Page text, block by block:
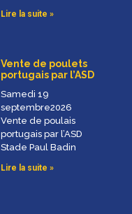
Lire la suite »
Vente de poulets
portugais par l’ASD
Samedi 19
septembre2026
Vente de poulais
portugais par l’ASD
Stade Paul Badin
Lire la suite »